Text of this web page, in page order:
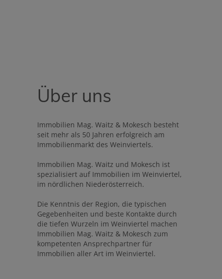
Über uns
Immobilien Mag. Waitz & Mokesch besteht
seit mehr als 50 Jahren erfolgreich am
Immobilienmarkt des Weinviertels.
Immobilien Mag. Waitz und Mokesch ist
spezialisiert auf Immobilien im Weinviertel,
im nördlichen Niederösterreich.
Die Kenntnis der Region, die typischen
Gegebenheiten und beste Kontakte durch
die tiefen Wurzeln im Weinviertel machen
Immobilien Mag. Waitz & Mokesch zum
kompetenten Ansprechpartner für
Immobilien aller Art im Weinviertel.